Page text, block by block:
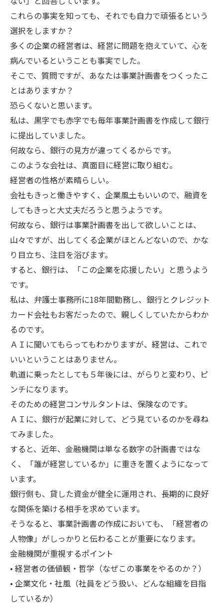
これらの事実を知っても、それでも自力で頑張るという
選択をしますか？
多くの企業の経営者は、経営に問題を抱えていて、心を
病んでいるということも事実でした。
そこで、質問ですが、あなたは事業計画書をつくったこ
とはありますか？
恐らくないと思います。
私は、黒字でも赤字でも毎年事業計画書を作成して銀行
に提出していました。
何故なら、銀行の見方が違ってくるからです。
このような会社は、真面目に経営に取り組む。
経営者の性格が素晴らしい。
会社もきっと働きやすく、企業風土もいいので、融資を
してもきっと大丈夫だろうと思うようです。
何故なら、銀行は事業計画書を出して欲しいことは、
山々ですが、出してくる企業がほとんどないので、かな
り目立ち、注目を浴びます。
すると、銀行は、「この企業を応援したい」と思うよう
です。
私は、弁護士事務所に18年間勤務し、銀行とクレジット
カード会社もお客だったので、親しくしていたからわか
るのです。
ＡＩに聞いてもらってもわかりますが、経営は、これで
いいということはありません。
軌道に乗ったとしても５年後には、がらりと変わり、ピ
ンチになります。
そのための経営コンサルタントは、保険なのです。
ＡＩに、銀行が起業に対して、どう見ているのかを尋ね
てみました。
すると、近年、金融機関は単なる数字の計画書ではな
く、「誰が経営しているか」に重きを置くようになって
います。
銀行側も、貸した資金が健全に運用され、長期的に良好
な関係を築ける相手を求めています。
そうなると、事業計画書の作成においても、「経営者の
人物像」がしっかりと伝わることが重要になります。
金融機関が重視するポイント
• 経営者の価値観・哲学（なぜこの事業をやるのか？）
• 企業文化・社風（社員をどう扱い、どんな組織を目指
しているか）